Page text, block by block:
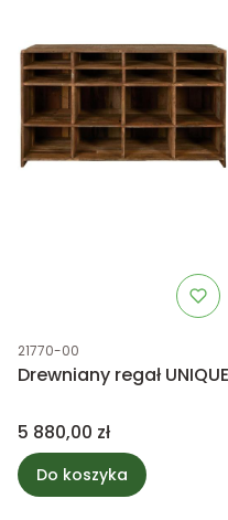
Kod produktu
21770-00
Drewniany regał UNIQUE
Cena
5 880,00 zł
Do koszyka